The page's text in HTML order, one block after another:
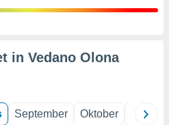
in Vedano Olona
September Oktober